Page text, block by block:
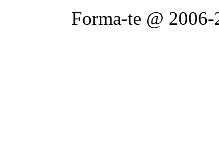
Forma-te @